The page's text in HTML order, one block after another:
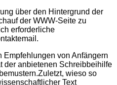
über den Hintergrund der
der WWW-Seite zu
erforderliche
von Anfängern
der anbietenen Schreibbeihilfe
wieso so
Text